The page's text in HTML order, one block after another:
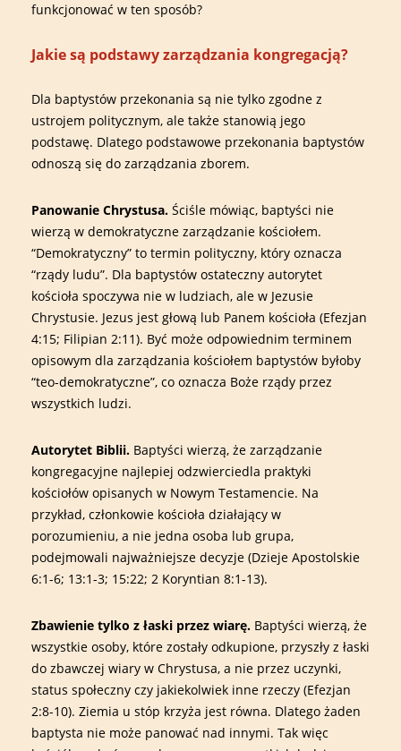
funkcjonować w ten sposób?
Jakie są podstawy zarządzania kongregacją?
Dla baptystów przekonania są nie tylko zgodne z
ustrojem politycznym, ale także stanowią jego
podstawę. Dlatego podstawowe przekonania baptystów
odnoszą się do zarządzania zborem.
Panowanie Chrystusa. Ściśle mówiąc, baptyści nie
wierzą w demokratyczne zarządzanie kościołem.
“Demokratyczny” to termin polityczny, który oznacza
“rządy ludu”. Dla baptystów ostateczny autorytet
kościoła spoczywa nie w ludziach, ale w Jezusie
Chrystusie. Jezus jest głową lub Panem kościoła (Efezjan
4:15; Filipian 2:11). Być może odpowiednim terminem
opisowym dla zarządzania kościołem baptystów byłoby
“teo-demokratyczne”, co oznacza Boże rządy przez
wszystkich ludzi.
Autorytet Biblii. Baptyści wierzą, że zarządzanie
kongregacyjne najlepiej odzwierciedla praktyki
kościołów opisanych w Nowym Testamencie. Na
przykład, członkowie kościoła działający w
porozumieniu, a nie jedna osoba lub grupa,
podejmowali najważniejsze decyzje (Dzieje Apostolskie
6:1-6; 13:1-3; 15:22; 2 Koryntian 8:1-13).
Zbawienie tylko z łaski przez wiarę. Baptyści wierzą, że
wszystkie osoby, które zostały odkupione, przyszły z łaski
do zbawczej wiary w Chrystusa, a nie przez uczynki,
status społeczny czy jakiekolwiek inne rzeczy (Efezjan
2:8-10). Ziemia u stóp krzyża jest równa. Dlatego żaden
baptysta nie może panować nad innymi. Tak więc